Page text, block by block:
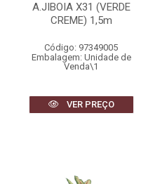
A.JIBOIA X31 (VERDE
CREME) 1,5m
Código: 97349005
Embalagem: Unidade de
Venda\1
VER PREÇO